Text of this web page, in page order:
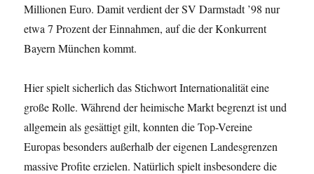
Millionen Euro. Damit verdient der SV Darmstadt ’98 nur
etwa 7 Prozent der Einnahmen, auf die der Konkurrent
Bayern München kommt.
Hier spielt sicherlich das Stichwort Internationalität eine
große Rolle. Während der heimische Markt begrenzt ist und
allgemein als gesättigt gilt, konnten die Top-Vereine
Europas besonders außerhalb der eigenen Landesgrenzen
massive Profite erzielen. Natürlich spielt insbesondere die